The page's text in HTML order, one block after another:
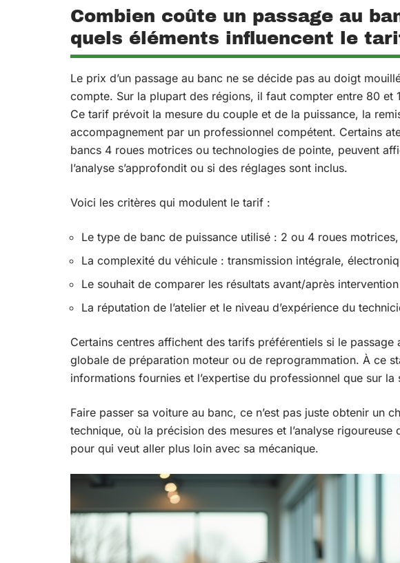
Combien coûte un passage au
quels éléments influencent le
Le prix d’un passage au banc ne se décide pas au doigt
compte. Sur la plupart des régions, il faut compter entre 80 et
Ce tarif prévoit la mesure du couple et de la puissance, la
accompagnement par un professionnel compétent. Certains
bancs 4 roues motrices ou technologies de pointe, peuvent
l’analyse s’approfondit ou si des réglages sont inclus.
Voici les critères qui modulent le tarif :
Le type de banc de puissance utilisé : 2 ou 4 roues
La complexité du véhicule : transmission intégrale,
Le souhait de comparer les résultats avant/après intervention
La réputation de l’atelier et le niveau d’expérience du
Certains centres affichent des tarifs préférentiels si le passage
globale de préparation moteur ou de reprogrammation. À ce
informations fournies et l’expertise du professionnel que sur
Faire passer sa voiture au banc, ce n’est pas juste obtenir un
technique, où la précision des mesures et l’analyse
pour qui veut aller plus loin avec sa mécanique.